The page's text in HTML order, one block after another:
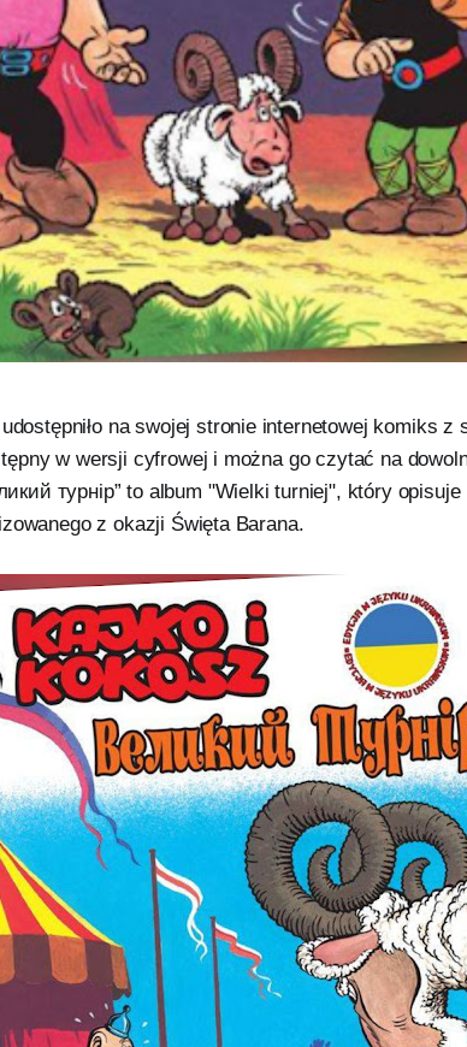
na swojej stronie internetowej komiks z
w wersji cyfrowej i można go czytać na
турнір” to album "Wielki turniej", który
z okazji Święta Barana.